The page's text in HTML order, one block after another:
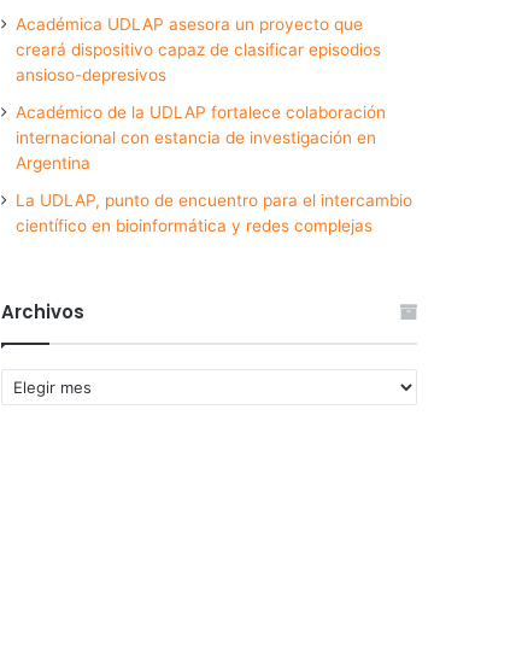
Académica UDLAP asesora un proyecto que
creará dispositivo capaz de clasificar episodios
ansioso-depresivos
Académico de la UDLAP fortalece colaboración
internacional con estancia de investigación en
Argentina
La UDLAP, punto de encuentro para el intercambio
científico en bioinformática y redes complejas
Archivos
Archivos